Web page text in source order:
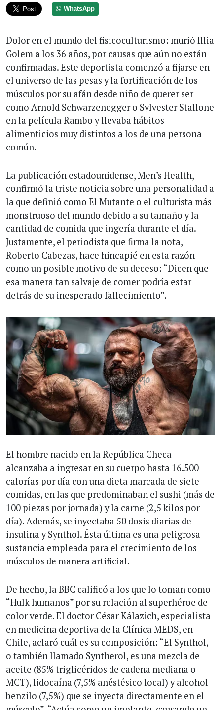
WhatsApp
Dolor en el mundo del fisicoculturismo: murió Illia
Golem a los 36 años, por causas que aún no están
confirmadas. Este deportista comenzó a fijarse en
el universo de las pesas y la fortificación de los
músculos por su afán desde niño de querer ser
como Arnold Schwarzenegger o Sylvester Stallone
en la película Rambo y llevaba hábitos
alimenticios muy distintos a los de una persona
común.
La publicación estadounidense, Men’s Health,
confirmó la triste noticia sobre una personalidad a
la que definió como El Mutante o el culturista más
monstruoso del mundo debido a su tamaño y la
cantidad de comida que ingería durante el día.
Justamente, el periodista que firma la nota,
Roberto Cabezas, hace hincapié en esta razón
como un posible motivo de su deceso: “Dicen que
esa manera tan salvaje de comer podría estar
detrás de su inesperado fallecimiento”.
El hombre nacido en la República Checa
alcanzaba a ingresar en su cuerpo hasta 16.500
calorías por día con una dieta marcada de siete
comidas, en las que predominaban el sushi (más de
100 piezas por jornada) y la carne (2,5 kilos por
día). Además, se inyectaba 50 dosis diarias de
insulina y Synthol. Ésta última es una peligrosa
sustancia empleada para el crecimiento de los
músculos de manera artificial.
De hecho, la BBC calificó a los que lo toman como
“Hulk humanos” por su relación al superhéroe de
color verde. El doctor César Kálazich, especialista
en medicina deportiva de la Clínica MEDS, en
Chile, aclaró cuál es su composición: “El Synthol,
o también llamado Syntherol, es una mezcla de
aceite (85% triglicéridos de cadena mediana o
MCT), lidocaína (7,5% anéstésico local) y alcohol
benzilo (7,5%) que se inyecta directamente en el